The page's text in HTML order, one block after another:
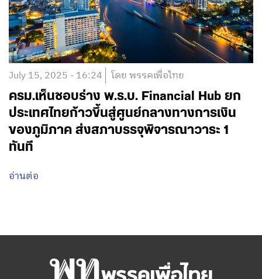
July 15, 2025 - 16:24 โดย พรรคเพื่อไทย
ครม.เห็นชอบร่าง พ.ร.บ. Financial Hub ยก
ประเทศไทยก้าวขึ้นสู่ศูนย์กลางทางการเงิน
ของภูมิภาค ส่งสภาบรรจุพิจารณาวาระ 1
ทันที
อ่านต่อ